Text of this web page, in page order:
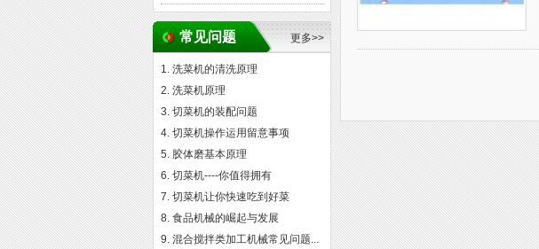
常见问题 更多>>
洗菜机的清洗原理
洗菜机原理
切菜机的装配问题
切菜机操作运用留意事项
胶体磨基本原理
切菜机----你值得拥有
切菜机让你快速吃到好菜
食品机械的崛起与发展
混合搅拌类加工机械常见问题...